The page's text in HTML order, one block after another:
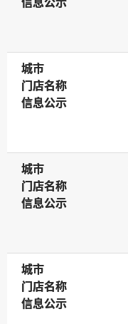
城市
城市
门店名称
门店名称
信息公示
信息公示
城市
城市
门店名称
门店名称
信息公示
信息公示
城市
城市
门店名称
门店名称
信息公示
信息公示